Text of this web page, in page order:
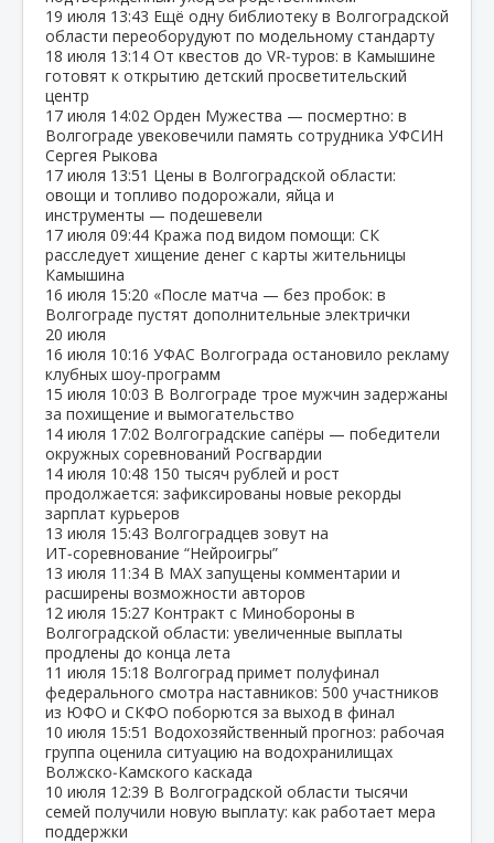
19 июля 13:43 Ещё одну библиотеку в Волгоградской
области переоборудуют по модельному стандарту
18 июля 13:14 От квестов до VR‑туров: в Камышине
готовят к открытию детский просветительский
центр
17 июля 14:02 Орден Мужества — посмертно: в
Волгограде увековечили память сотрудника УФСИН
Сергея Рыкова
17 июля 13:51 Цены в Волгоградской области:
овощи и топливо подорожали, яйца и
инструменты — подешевели
17 июля 09:44 Кража под видом помощи: СК
расследует хищение денег с карты жительницы
Камышина
16 июля 15:20 «После матча — без пробок: в
Волгограде пустят дополнительные электрички
20 июля
16 июля 10:16 УФАС Волгограда остановило рекламу
клубных шоу‑программ
15 июля 10:03 В Волгограде трое мужчин задержаны
за похищение и вымогательство
14 июля 17:02 Волгоградские сапёры — победители
окружных соревнований Росгвардии
14 июля 10:48 150 тысяч рублей и рост
продолжается: зафиксированы новые рекорды
зарплат курьеров
13 июля 15:43 Волгоградцев зовут на
ИТ‑соревнование “Нейроигры”
13 июля 11:34 В МАХ запущены комментарии и
расширены возможности авторов
12 июля 15:27 Контракт с Минобороны в
Волгоградской области: увеличенные выплаты
продлены до конца лета
11 июля 15:18 Волгоград примет полуфинал
федерального смотра наставников: 500 участников
из ЮФО и СКФО поборются за выход в финал
10 июля 15:51 Водохозяйственный прогноз: рабочая
группа оценила ситуацию на водохранилищах
Волжско‑Камского каскада
10 июля 12:39 В Волгоградской области тысячи
семей получили новую выплату: как работает мера
поддержки